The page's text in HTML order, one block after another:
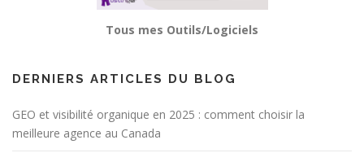
Tous mes Outils/Logiciels
DERNIERS ARTICLES DU BLOG
GEO et visibilité organique en 2025 : comment choisir la
meilleure agence au Canada